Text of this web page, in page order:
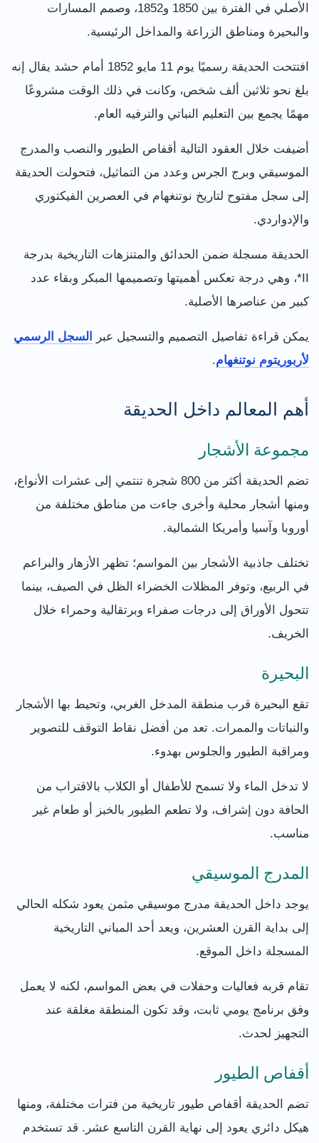
الأصلي في الفترة بين 1850 و1852، وصمم المسارات
والبحيرة ومناطق الزراعة والمداخل الرئيسية.
افتتحت الحديقة رسميًا يوم 11 مايو 1852 أمام حشد يقال إنه
بلغ نحو ثلاثين ألف شخص، وكانت في ذلك الوقت مشروعًا
مهمًا يجمع بين التعليم النباتي والترفيه العام.
أضيفت خلال العقود التالية أقفاص الطيور والنصب والمدرج
الموسيقي وبرج الجرس وعدد من التماثيل، فتحولت الحديقة
إلى سجل مفتوح لتاريخ نوتنغهام في العصرين الفيكتوري
والإدواردي.
الحديقة مسجلة ضمن الحدائق والمتنزهات التاريخية بدرجة
II*، وهي درجة تعكس أهميتها وتصميمها المبكر وبقاء عدد
كبير من عناصرها الأصلية.
يمكن قراءة تفاصيل التصميم والتسجيل عبر
السجل الرسمي
لأربوريتوم نوتنغهام.
أهم المعالم داخل الحديقة
مجموعة الأشجار
تضم الحديقة أكثر من 800 شجرة تنتمي إلى عشرات الأنواع،
ومنها أشجار محلية وأخرى جاءت من مناطق مختلفة من
أوروبا وآسيا وأمريكا الشمالية.
تختلف جاذبية الأشجار بين المواسم؛ تظهر الأزهار والبراعم
في الربيع، وتوفر المظلات الخضراء الظل في الصيف، بينما
تتحول الأوراق إلى درجات صفراء وبرتقالية وحمراء خلال
الخريف.
البحيرة
تقع البحيرة قرب منطقة المدخل الغربي، وتحيط بها الأشجار
والنباتات والممرات. تعد من أفضل نقاط التوقف للتصوير
ومراقبة الطيور والجلوس بهدوء.
لا تدخل الماء ولا تسمح للأطفال أو الكلاب بالاقتراب من
الحافة دون إشراف، ولا تطعم الطيور بالخبز أو طعام غير
مناسب.
المدرج الموسيقي
يوجد داخل الحديقة مدرج موسيقي مثمن يعود شكله الحالي
إلى بداية القرن العشرين، ويعد أحد المباني التاريخية
المسجلة داخل الموقع.
تقام قربه فعاليات وحفلات في بعض المواسم، لكنه لا يعمل
وفق برنامج يومي ثابت، وقد تكون المنطقة مغلقة عند
التجهيز لحدث.
أقفاص الطيور
تضم الحديقة أقفاص طيور تاريخية من فترات مختلفة، ومنها
هيكل دائري يعود إلى نهاية القرن التاسع عشر. قد تستخدم